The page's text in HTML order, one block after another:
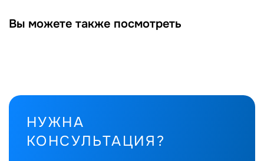
Вы можете также посмотреть
НУЖНА
КОНСУЛЬТАЦИЯ?